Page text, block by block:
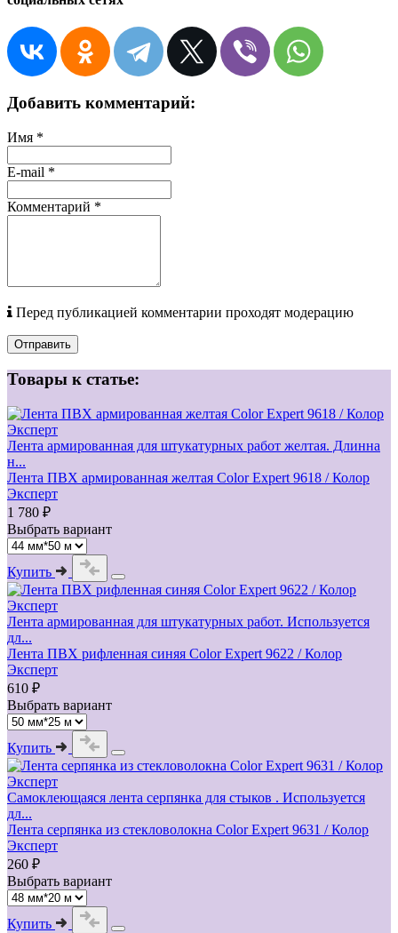
Добавить комментарий:
Имя *
E-mail *
Комментарий *
Перед публикацией комментарии проходят модерацию
Отправить
Товары к статье:
Лента армированная для штукатурных работ желтая. Длинна
н...
Лента ПВХ армированная желтая Color Expert 9618 / Колор
Эксперт
1 780 ₽
Выбрать вариант
Купить
Лента армированная для штукатурных работ. Используется
дл...
Лента ПВХ рифленная синяя Color Expert 9622 / Колор
Эксперт
610 ₽
Выбрать вариант
Купить
Самоклеющаяся лента серпянка для стыков . Используется
дл...
Лента серпянка из стекловолокна Color Expert 9631 / Колор
Эксперт
260 ₽
Выбрать вариант
Купить